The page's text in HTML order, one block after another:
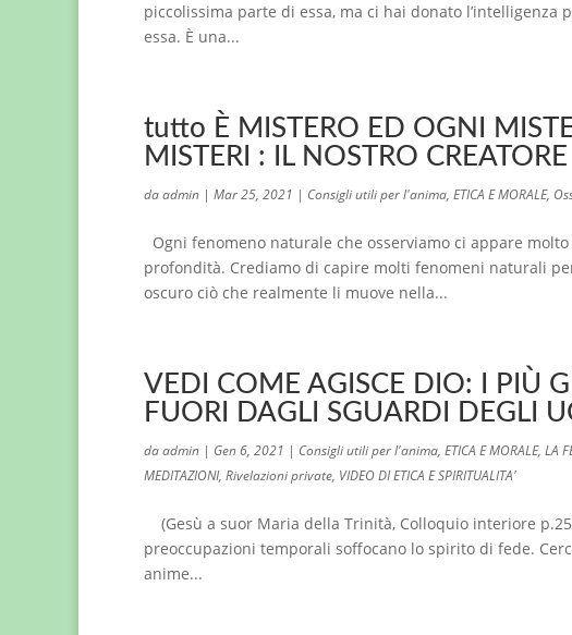
piccolissima parte di essa, ma ci hai donato
essa. È una...
tutto È MISTERO ED OGNI
MISTERI : IL NOSTRO CREATORE
daadmin | Mar 25, 2021 | Consigli utili per l'anima, ETICA E MORALE,
Ogni fenomeno naturale che osserviamo ci appare
profondità. Crediamo di capire molti fenomeni naturali
oscuro ciò che realmente li muove nella...
VEDI COME AGISCE DIO: I PIÙ
FUORI DAGLI SGUARDI DEGLI
daadmin | Gen 6, 2021 | Consigli utili per l'anima, ETICA E MORALE, LA
MEDITAZIONI, Rivelazioni private, VIDEO DI ETICA E SPIRITUALITA'
(Gesù a suor Maria della Trinità, Colloquio interiore
preoccupazioni temporali soffocano lo spirito di fede.
anime...